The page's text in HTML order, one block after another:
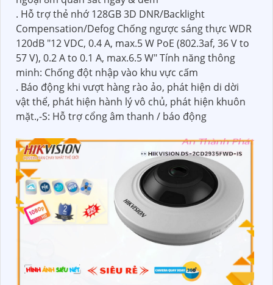
. Hỗ trợ thẻ nhớ 128GB 3D DNR/Backlight
Compensation/Defog Chống ngược sáng thực WDR
120dB "12 VDC, 0.4 A, max.5 W PoE (802.3af, 36 V to
57 V), 0.2 A to 0.1 A, max.6.5 W" Tính năng thông
minh: Chống đột nhập vào khu vực cấm
. Báo động khi vượt hàng rào ảo, phát hiện di dời
vật thể, phát hiện hành lý vô chủ, phát hiện khuôn
mặt.,-S: Hỗ trợ cổng âm thanh / báo động